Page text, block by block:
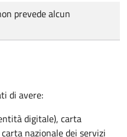
prevede alcun
di avere:
digitale), carta
nazionale dei servizi